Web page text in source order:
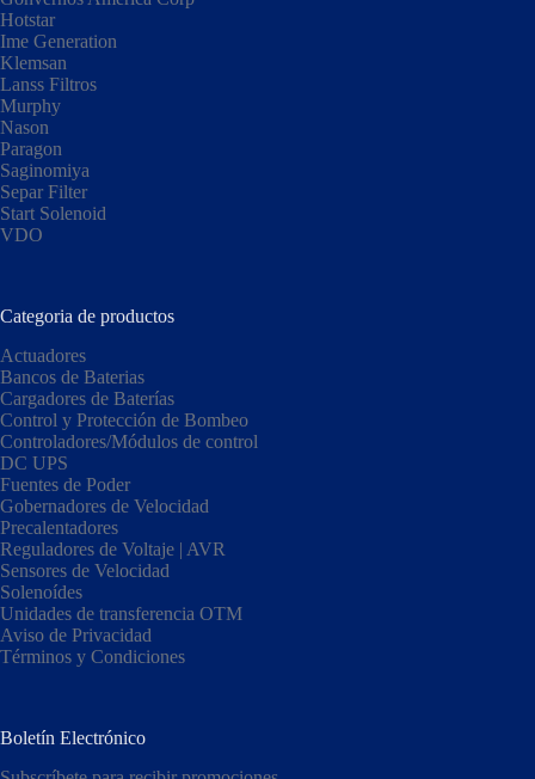
Hotstar
Ime Generation
Klemsan
Lanss Filtros
Murphy
Nason
Paragon
Saginomiya
Separ Filter
Start Solenoid
VDO
Categoria de productos
Actuadores
Bancos de Baterias
Cargadores de Baterías
Control y Protección de Bombeo
Controladores/Módulos de control
DC UPS
Fuentes de Poder
Gobernadores de Velocidad
Precalentadores
Reguladores de Voltaje | AVR
Sensores de Velocidad
Solenoídes
Unidades de transferencia OTM
Aviso de Privacidad
Términos y Condiciones
Boletín Electrónico